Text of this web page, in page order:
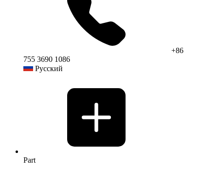
+86
755 3690 1086
Русский
Part